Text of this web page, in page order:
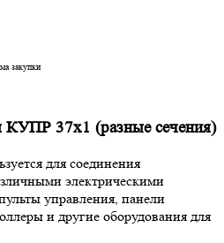
закупки
КУПР 37х1 (разные сечения)
для соединения
электрическими
управления, панели
и другие оборудования для